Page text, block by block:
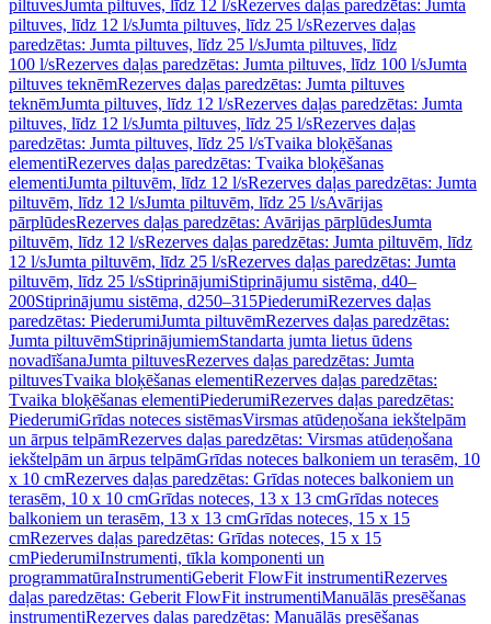
piltuvesJumta piltuves, līdz 12 l/sRezerves daļas paredzētas: Jumta
piltuves, līdz 12 l/sJumta piltuves, līdz 25 l/sRezerves daļas
paredzētas: Jumta piltuves, līdz 25 l/sJumta piltuves, līdz
100 l/sRezerves daļas paredzētas: Jumta piltuves, līdz 100 l/sJumta
piltuves teknēmRezerves daļas paredzētas: Jumta piltuves
teknēmJumta piltuves, līdz 12 l/sRezerves daļas paredzētas: Jumta
piltuves, līdz 12 l/sJumta piltuves, līdz 25 l/sRezerves daļas
paredzētas: Jumta piltuves, līdz 25 l/sTvaika bloķēšanas
elementiRezerves daļas paredzētas: Tvaika bloķēšanas
elementiJumta piltuvēm, līdz 12 l/sRezerves daļas paredzētas: Jumta
piltuvēm, līdz 12 l/sJumta piltuvēm, līdz 25 l/sAvārijas
pārplūdesRezerves daļas paredzētas: Avārijas pārplūdesJumta
piltuvēm, līdz 12 l/sRezerves daļas paredzētas: Jumta piltuvēm, līdz
12 l/sJumta piltuvēm, līdz 25 l/sRezerves daļas paredzētas: Jumta
piltuvēm, līdz 25 l/sStiprinājumiStiprinājumu sistēma, d40–
200Stiprinājumu sistēma, d250–315PiederumiRezerves daļas
paredzētas: PiederumiJumta piltuvēmRezerves daļas paredzētas:
Jumta piltuvēmStiprinājumiemStandarta jumta lietus ūdens
novadīšanaJumta piltuvesRezerves daļas paredzētas: Jumta
piltuvesTvaika bloķēšanas elementiRezerves daļas paredzētas:
Tvaika bloķēšanas elementiPiederumiRezerves daļas paredzētas:
PiederumiGrīdas noteces sistēmasVirsmas atūdeņošana iekštelpām
un ārpus telpāmRezerves daļas paredzētas: Virsmas atūdeņošana
iekštelpām un ārpus telpāmGrīdas noteces balkoniem un terasēm, 10
x 10 cmRezerves daļas paredzētas: Grīdas noteces balkoniem un
terasēm, 10 x 10 cmGrīdas noteces, 13 x 13 cmGrīdas noteces
balkoniem un terasēm, 13 x 13 cmGrīdas noteces, 15 x 15
cmRezerves daļas paredzētas: Grīdas noteces, 15 x 15
cmPiederumiInstrumenti, tīkla komponenti un
programmatūraInstrumentiGeberit FlowFit instrumentiRezerves
daļas paredzētas: Geberit FlowFit instrumentiManuālās presēšanas
instrumentiRezerves daļas paredzētas: Manuālās presēšanas